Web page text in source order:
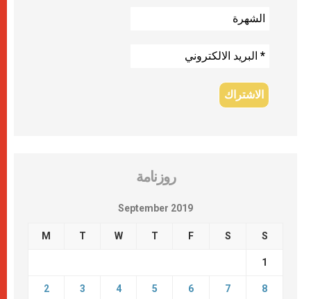
روزنامة
September 2019
M T W T F S S
1
2 3 4 5 6 7 8